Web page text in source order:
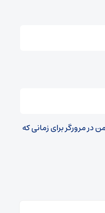
در مرورگر برای زمانی که